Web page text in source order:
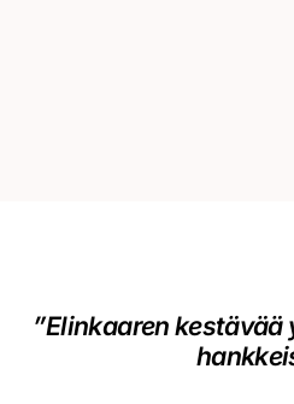
”Elinkaaren